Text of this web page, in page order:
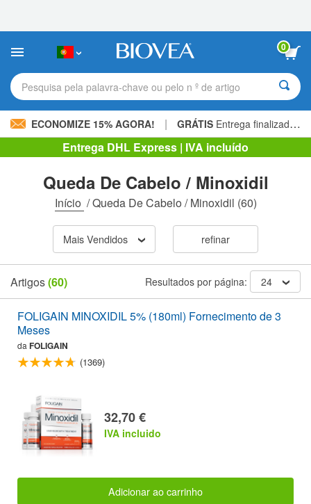
site
um
de
acessibilidade.
0
Pesquisa pela palavra-chave ou pelo n º de artigo
ECONOMIZE 15% AGORA! | GRÁTIS Entrega finalizada 60,00 € »
Entrega DHL Express | IVA incluído
Queda De Cabelo / Minoxidil
Início /Queda De Cabelo / Minoxidil (60)
Mais Vendidos refinar
Artigos(60) Resultados por página: 24
FOLIGAIN MINOXIDIL 5% (180ml) Fornecimento de 3
Meses
daFOLIGAIN
(1369)
32,70 €
IVA incluido
Adicionar ao carrinho